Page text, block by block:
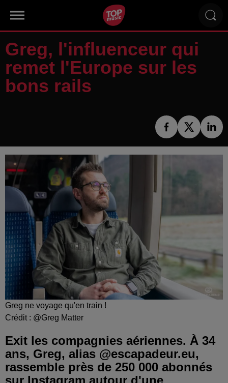
Greg, l'influenceur qui
remet l'Europe sur les
bons rails
Greg ne voyage qu'en train !
Crédit : @Greg Matter
Exit les compagnies aériennes. À 34
ans, Greg, alias @escapadeur.eu,
rassemble près de 250 000 abonnés